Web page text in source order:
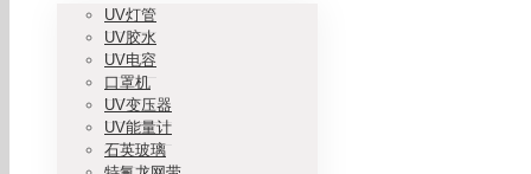
UV灯管
UV胶水
UV电容
口罩机
UV变压器
UV能量计
石英玻璃